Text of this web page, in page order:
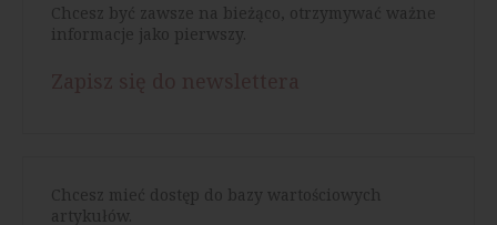
Chcesz być zawsze na bieżąco, otrzymywać ważne
informacje jako pierwszy.
Chcesz mieć dostęp do bazy wartościowych
artykułów.